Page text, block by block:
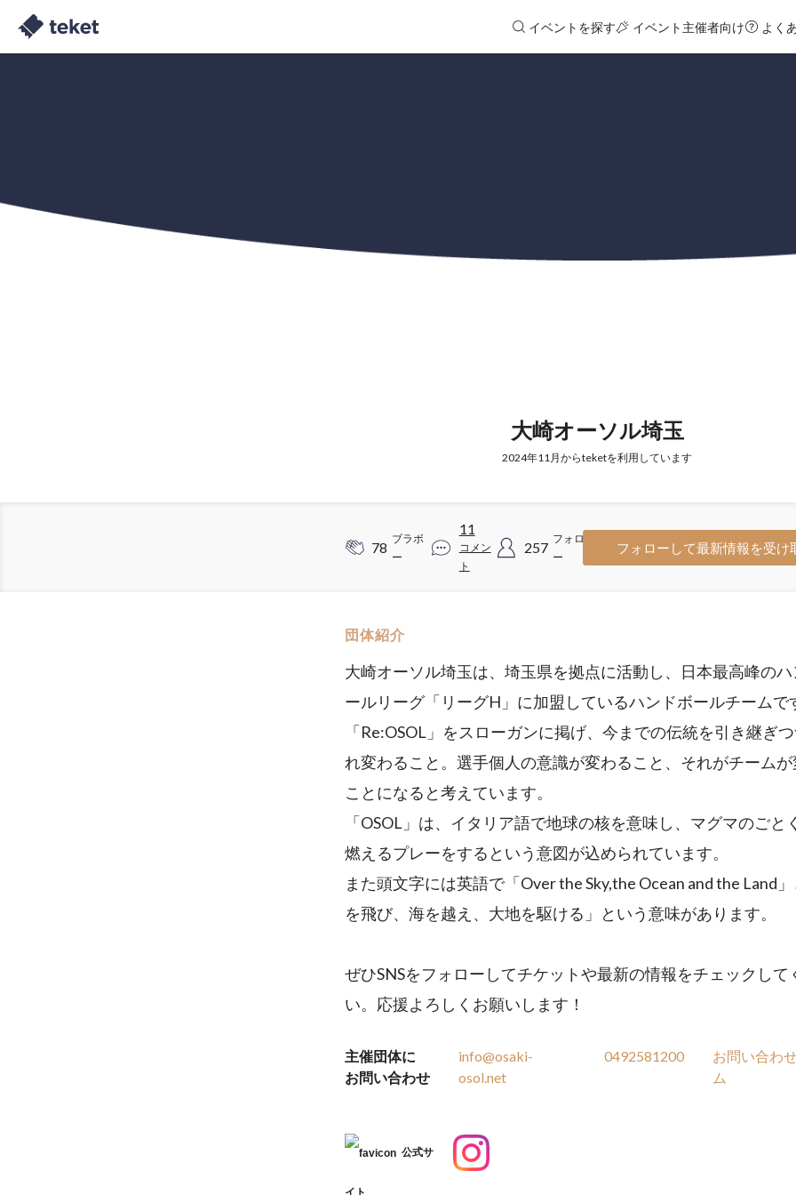
イベントを探す イベント主催者向け よく
大崎オーソル埼玉
2024年11月からteketを利用しています
78
ブラボ
ー
11
コメン
ト
257
フォロワ
ー
フォローして最新情報を受け
団体紹介
大崎オーソル埼玉は、埼玉県を拠点に活動し、日本最高峰の
ールリーグ「リーグH」に加盟しているハンドボールチームで
「Re:OSOL」をスローガンに掲げ、今までの伝統を引き継ぎ
れ変わること。選手個人の意識が変わること、それがチーム
ことになると考えています。
「OSOL」は、イタリア語で地球の核を意味し、マグマのごと
燃えるプレーをするという意図が込められています。
また頭文字には英語で「Over the Sky,the Ocean and the Land
を飛び、海を越え、大地を駆ける」という意味があります。
ぜひSNSをフォローしてチケットや最新の情報をチェックして
い。応援よろしくお願いします！
主催団体に
お問い合わせ
info@osaki-
osol.net
0492581200
お問い合わ
ム
公式サ
イト